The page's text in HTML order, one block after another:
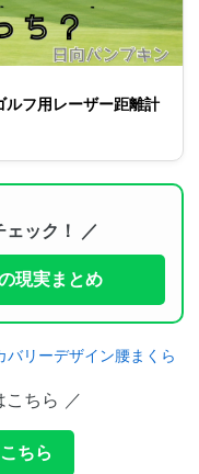
ルフ用レーザー距離計
ェック！ ／
現実まとめ
リーデザイン腰まくら
こちら ／
ちら